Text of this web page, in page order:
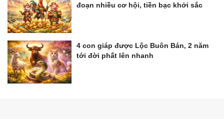
đoạn nhiều cơ hội, tiền bạc khởi sắc
4 con giáp được Lộc Buôn Bán, 2 năm
tới đời phất lên nhanh